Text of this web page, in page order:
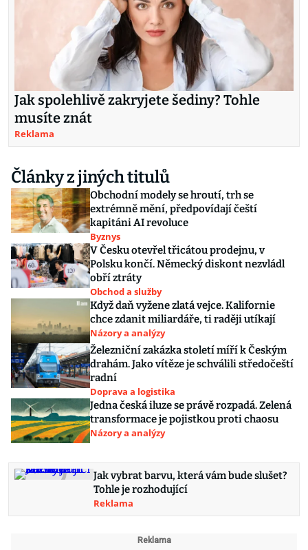
Jak spolehlivě zakryjete šediny? Tohle
musíte znát
Reklama
Články z jiných titulů
Obchodní modely se hroutí, trh se
extrémně mění, předpovídají čeští
kapitáni AI revoluce
Byznys
V Česku otevřel třicátou prodejnu, v
Polsku končí. Německý diskont nezvládl
obří ztráty
Obchod a služby
Když daň vyžene zlatá vejce. Kalifornie
chce zdanit miliardáře, ti raději utíkají
Názory a analýzy
Železniční zakázka století míří k Českým
drahám. Jako vítěze je schválili středočeští
radní
Doprava a logistika
Jedna česká iluze se právě rozpadá. Zelená
transformace je pojistkou proti chaosu
Názory a analýzy
Jak vybrat barvu, která vám bude slušet?
Tohle je rozhodující
Reklama